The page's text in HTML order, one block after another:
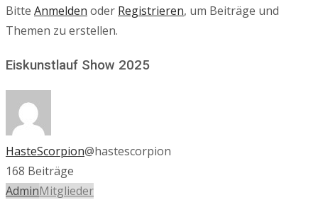
Bitte Anmelden oder Registrieren, um Beiträge und
Themen zu erstellen.
Eiskunstlauf Show 2025
HasteScorpion@hastescorpion
168 Beiträge
AdminMitglieder